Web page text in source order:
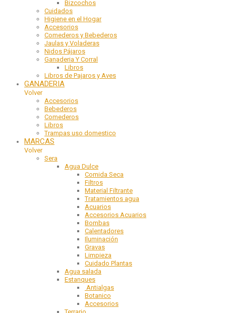
Bizcochos
Cuidados
Higiene en el Hogar
Accesorios
Comederos y Bebederos
Jaulas y Voladeras
Nidos Pájaros
Ganaderia Y Corral
Libros
Libros de Pajaros y Aves
GANADERIA
Volver
Accesorios
Bebederos
Comederos
Libros
Trampas uso domestico
MARCAS
Volver
Sera
Agua Dulce
Comida Seca
Filtros
Material Filtrante
Tratamientos agua
Acuarios
Accesorios Acuarios
Bombas
Calentadores
Iluminación
Gravas
Limpieza
Cuidado Plantas
Agua salada
Estanques
Antialgas
Botanico
Accesorios